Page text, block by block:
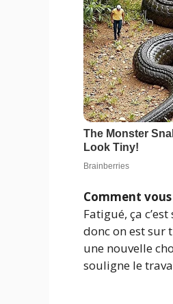
Comment
Fatigué, ça
donc on est sur
une nouvelle
souligne le